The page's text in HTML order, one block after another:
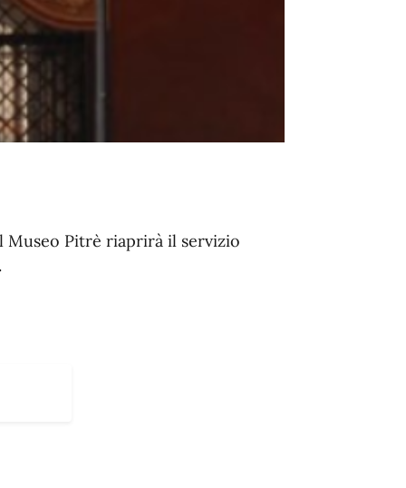
Museo Pitrè riaprirà il servizio